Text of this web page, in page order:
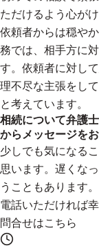
ただけるよう心がけ
依頼者からは穏や
務では、相手方に
す。依頼者に対し
理不尽な主張をし
と考えています。
相続について弁護
からメッセージをお
少しでも気になる
思います。遅くな
うこともあります
電話いただければ
問合せはこちら